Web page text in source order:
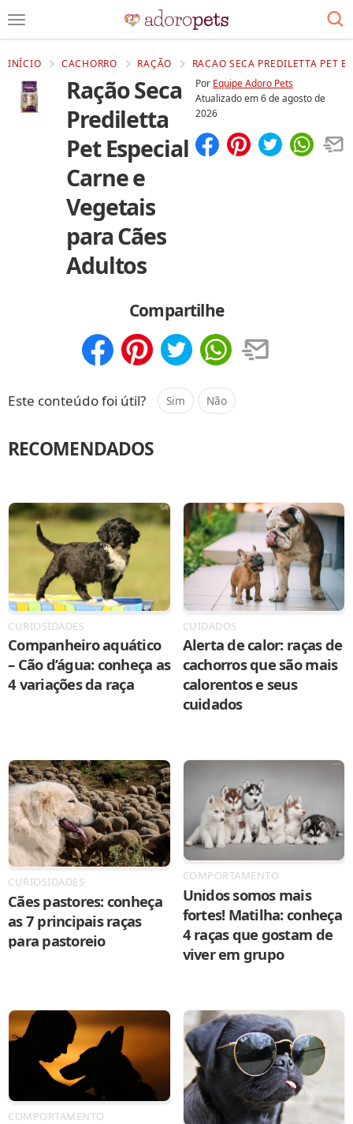
INÍCIO CACHORRO RAÇÃO RACAO SECA PREDILETTA PET
Ração Seca
Prediletta
Pet Especial
Carne e
Vegetais
para Cães
Adultos
Por Equipe Adoro Pets
Atualizado em6 de agosto de
2026
Compartilhe
Este conteúdo foi útil? Sim Não
RECOMENDADOS
CURIOSIDADES
Companheiro aquático
– Cão d’água: conheça as
4 variações da raça
CUIDADOS
Alerta de calor: raças de
cachorros que são mais
calorentos e seus
cuidados
CURIOSIDADES
Cães pastores: conheça
as 7 principais raças
para pastoreio
COMPORTAMENTO
Unidos somos mais
fortes! Matilha: conheça
4 raças que gostam de
viver em grupo
COMPORTAMENTO